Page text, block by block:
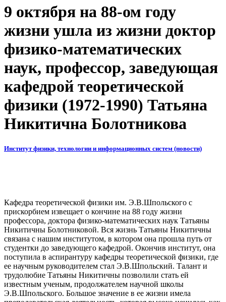
9 октября на 88-ом году
жизни ушла из жизни доктор
физико-математических
наук, профессор, заведующая
кафедрой теоретической
физики (1972-1990) Татьяна
Никитична Болотникова
Институт физики, технологии и информационных систем (новости)
Кафедра теоретической физики им. Э.В.Шпольского с
прискорбием извещает о кончине на 88 году жизни
профессора, доктора физико-математических наук Татьяны
Никитичны Болотниковой. Вся жизнь Татьяны Никитичны
связана с нашим институтом, в котором она прошла путь от
студентки до заведующего кафедрой. Окончив институт, она
поступила в аспирантуру кафедры теоретической физики, где
ее научным руководителем стал Э.В.Шпольский. Талант и
трудолюбие Татьяны Никитичны позволили стать ей
известным ученым, продолжателем научной школы
Э.В.Шпольского. Большое значение в ее жизни имела